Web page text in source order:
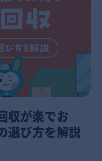
収が楽でお
選び方を解説